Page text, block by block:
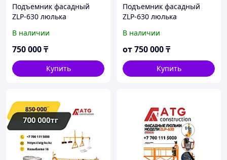
Подъемник фасадный
ZLP-630 люлька
расходники
В наличии
750 000₸
Купить
Подъемник фасадный
ZLP-630 люлька
В наличии
от750 000₸
Купить